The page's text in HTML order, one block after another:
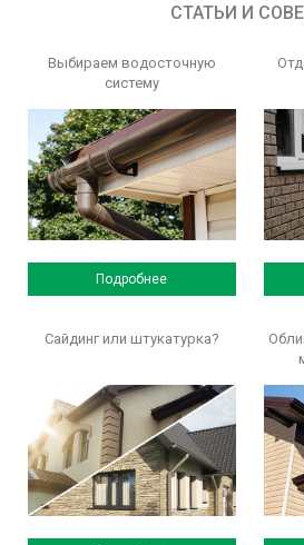
СТАТЬИ И
Выбираем водосточную
систему
Подробнее
Сайдинг или штукатурка?